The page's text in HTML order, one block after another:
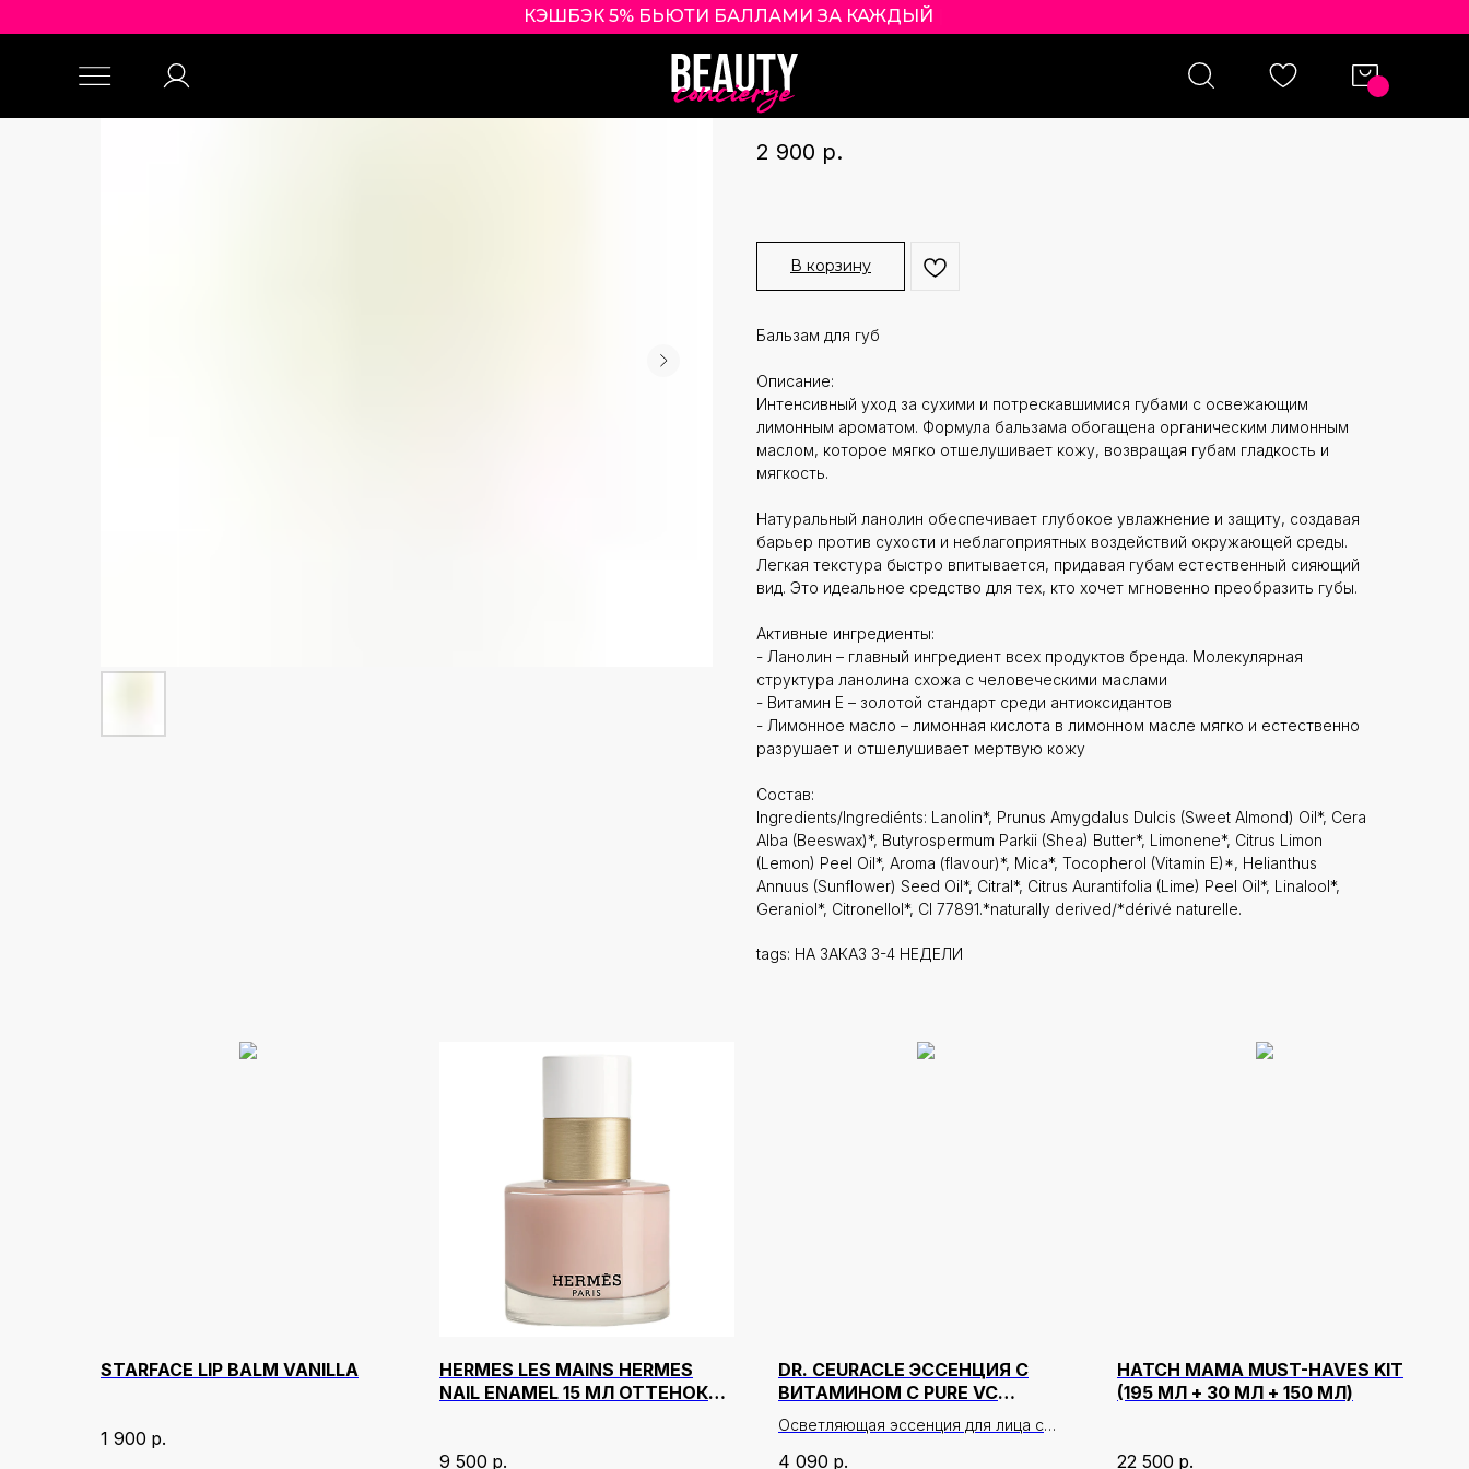
КЭШБЭК 5% БЬЮТИ БАЛЛАМИ ЗА|
LANOLIPS LEMONAID LIP TREATMENT
LANOLIPS
2 900 р.
В корзину
Бальзам для губ
Описание:
Интенсивный уход за сухими и потрескавшимися губами с освежающим
лимонным ароматом. Формула бальзама обогащена органическим лимонным
маслом, которое мягко отшелушивает кожу, возвращая губам гладкость и
мягкость.
Натуральный ланолин обеспечивает глубокое увлажнение и защиту, создавая
барьер против сухости и неблагоприятных воздействий окружающей среды.
Легкая текстура быстро впитывается, придавая губам естественный сияющий
вид. Это идеальное средство для тех, кто хочет мгновенно преобразить губы.
Активные ингредиенты:
- Ланолин – главный ингредиент всех продуктов бренда. Молекулярная
структура ланолина схожа с человеческими маслами
- Витамин Е – золотой стандарт среди антиоксидантов
- Лимонное масло – лимонная кислота в лимонном масле мягко и естественно
разрушает и отшелушивает мертвую кожу
Состав:
Ingredients/Ingrediénts: Lanolin*, Prunus Amygdalus Dulcis (Sweet Almond) Oil*, Cera
Alba (Beeswax)*, Butyrospermum Parkii (Shea) Butter*, Limonene*, Citrus Limon
(Lemon) Peel Oil*, Aroma (flavour)*, Mica*, Tocopherol (Vitamin E)*, Helianthus
Annuus (Sunflower) Seed Oil*, Citral*, Citrus Aurantifolia (Lime) Peel Oil*, Linalool*,
Geraniol*, Citronellol*, CI 77891.*naturally derived/*dérivé naturelle.
tags: НА ЗАКАЗ 3-4 НЕДЕЛИ
STARFACE LIP BALM VANILLA
1 900 р.
HERMES LES MAINS HERMES
NAIL ENAMEL 15 МЛ ОТТЕНОК
9 500 р.
DR. CEURACLE ЭССЕНЦИЯ С
ВИТАМИНОМ С PURE VC
MELLIGHT BOOSTING ESSENCE
145 МЛ
Осветляющая эссенция для лица с
4 090 р.
HATCH MAMA MUST-HAVES KIT
(195 МЛ + 30 МЛ + 150 МЛ)
22 500 р.